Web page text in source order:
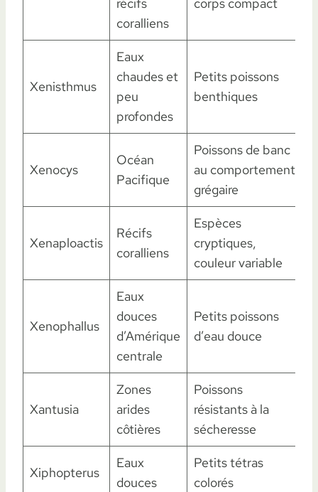
récifs
coralliens
corps compact
Xenisthmus
Eaux
chaudes et
peu
profondes
Petits poissons
benthiques
Xenocys
Océan
Pacifique
Poissons de banc
au comportement
grégaire
Xenaploactis
Récifs
coralliens
Espèces
cryptiques,
couleur variable
Xenophallus
Eaux
douces
d’Amérique
centrale
Petits poissons
d’eau douce
Xantusia
Zones
arides
côtières
Poissons
résistants à la
sécheresse
Xiphopterus
Eaux
douces
Petits tétras
colorés